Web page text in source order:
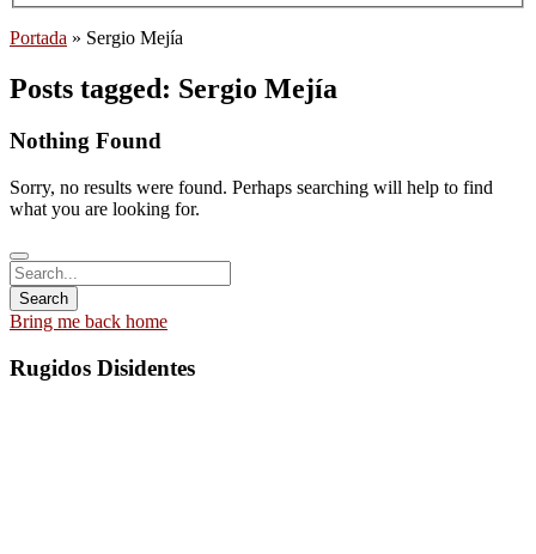
Portada » Sergio Mejía
Posts tagged: Sergio Mejía
Nothing Found
Sorry, no results were found. Perhaps searching will help to find
what you are looking for.
Bring me back home
Rugidos Disidentes